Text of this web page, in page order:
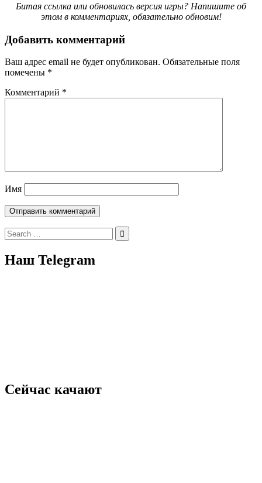
Битая ссылка или обновилась версия игры? Напишите об
этом в комментариях, обязательно обновим!
Добавить комментарий
Ваш адрес email не будет опубликован. Обязательные поля
помечены *
Комментарий *
Имя
Search
for:
Наш Telegram
Сейчас качают